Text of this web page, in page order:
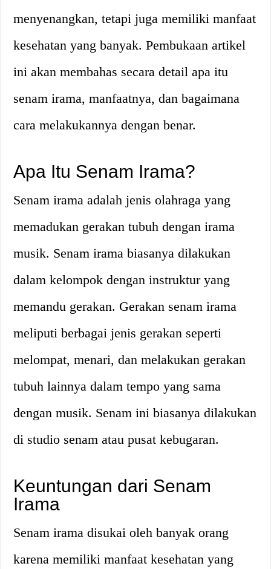
menyenangkan, tetapi juga memiliki manfaat
kesehatan yang banyak. Pembukaan artikel
ini akan membahas secara detail apa itu
senam irama, manfaatnya, dan bagaimana
cara melakukannya dengan benar.
Apa Itu Senam Irama?
Senam irama adalah jenis olahraga yang
memadukan gerakan tubuh dengan irama
musik. Senam irama biasanya dilakukan
dalam kelompok dengan instruktur yang
memandu gerakan. Gerakan senam irama
meliputi berbagai jenis gerakan seperti
melompat, menari, dan melakukan gerakan
tubuh lainnya dalam tempo yang sama
dengan musik. Senam ini biasanya dilakukan
di studio senam atau pusat kebugaran.
Keuntungan dari Senam
Irama
Senam irama disukai oleh banyak orang
karena memiliki manfaat kesehatan yang